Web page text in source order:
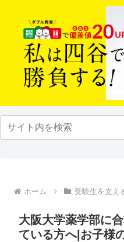
ホーム 受験生を支え
大阪大学薬学部に
ている方へ|お子様